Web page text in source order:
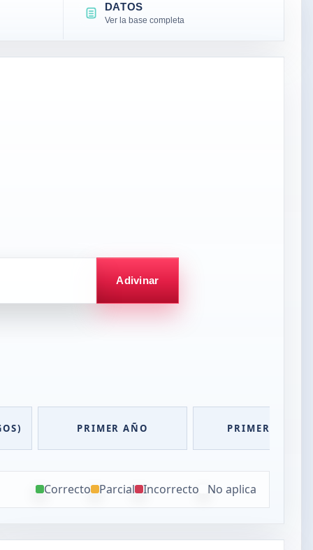
DATOS
Ver la base completa
Adivinar
PRIMER AÑO PRIMER JUEGO
Correcto Parcial Incorrecto No aplica